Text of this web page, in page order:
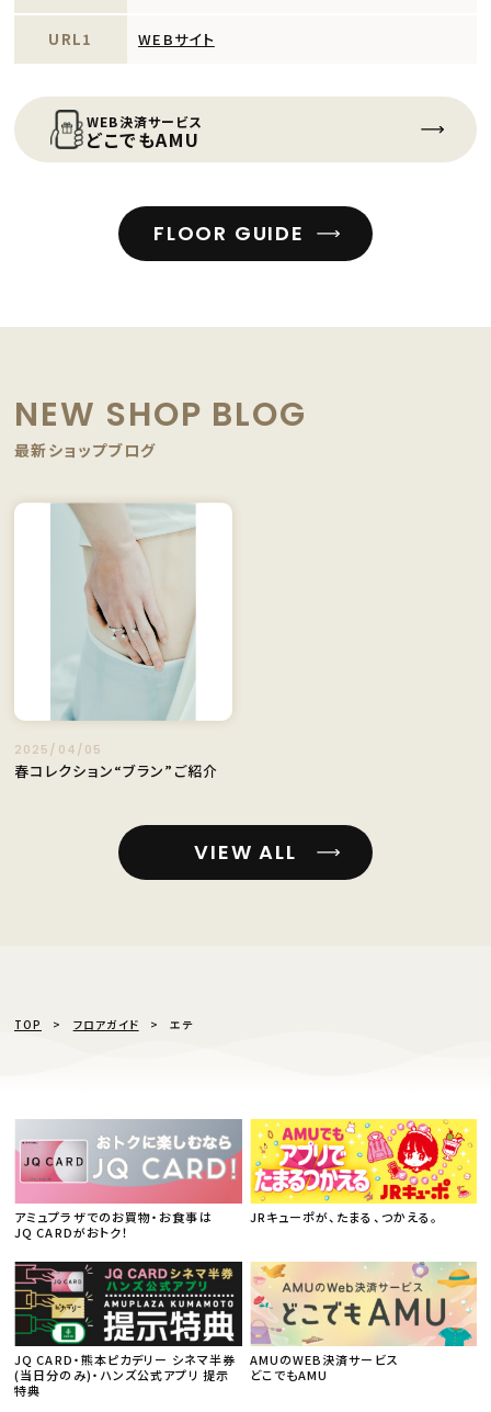
URL1 WEBサイト
WEB決済サービス
どこでもAMU
FLOOR GUIDE
NEW SHOP BLOG
最新ショップブログ
2025/04/05
春コレクション“ブラン”ご紹介
VIEW ALL
TOP フロアガイド エテ
アミュプラザでのお買物・お食事は
JQ CARDがおトク！
JRキューポが、たまる、つかえる。
JQ CARD・熊本ピカデリー シネマ半券
(当日分のみ)・ハンズ公式アプリ 提示
特典
AMUのWEB決済サービス
どこでもAMU